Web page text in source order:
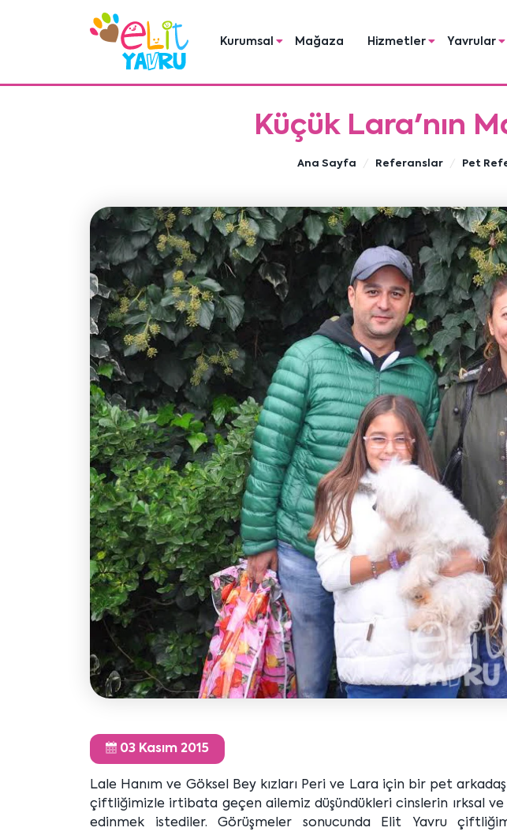
Kurumsal Mağaza Hizmetler Yavrular
Küçük Lara'nın
Ana Sayfa Referanslar Pet
03 Kasım 2015
Lale Hanım ve Göksel Bey kızları Peri ve Lara için bir pet
çiftliğimizle irtibata geçen ailemiz düşündükleri cinslerin ırksal
edinmek istediler. Görüşmeler sonucunda Elit Yavru